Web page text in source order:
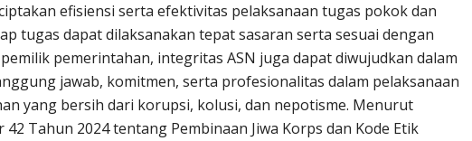
efisiensi serta efektivitas pelaksanaan tugas pokok dan
tugas dapat dilaksanakan tepat sasaran serta sesuai dengan
pemerintahan, integritas ASN juga dapat diwujudkan dalam
jawab, komitmen, serta profesionalitas dalam pelaksanaan
yang bersih dari korupsi, kolusi, dan nepotisme. Menurut
Tahun 2024 tentang Pembinaan Jiwa Korps dan Kode Etik